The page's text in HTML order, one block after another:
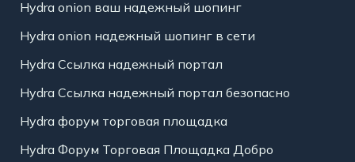
Hydra onion ваш надежный шопинг
Hydra onion надежный шопинг в сети
Hydra Ссылка надежный портал
Hydra Ссылка надежный портал безопасно
Hydra форум торговая площадка
Hydra Форум Торговая Площадка Добро